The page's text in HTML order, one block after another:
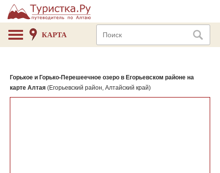
КАРТА
Горькое и Горько-Перешеечное озеро в Егорьевском районе на
карте Алтая (Егорьевский район, Алтайский край)